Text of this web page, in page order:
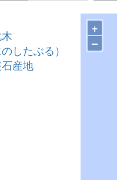
したぶる）
産地
+
–